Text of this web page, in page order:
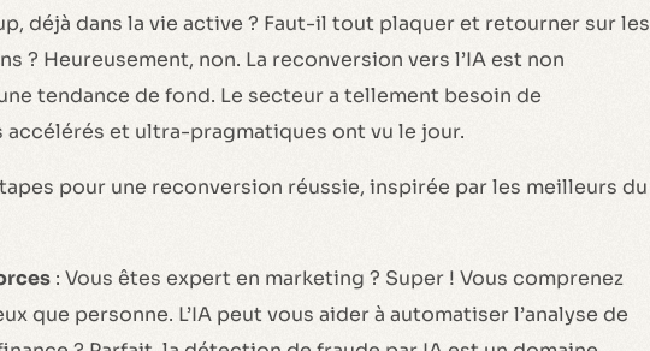
déjà dans la vie active ? Faut-il tout plaquer et retourner sur les
? Heureusement, non. La reconversion vers l’IA est non
tendance de fond. Le secteur a tellement besoin de
et ultra-pragmatiques ont vu le jour.
pour une reconversion réussie, inspirée par les meilleurs du
: Vous êtes expert en marketing ? Super ! Vous comprenez
que personne. L’IA peut vous aider à automatiser l’analyse de